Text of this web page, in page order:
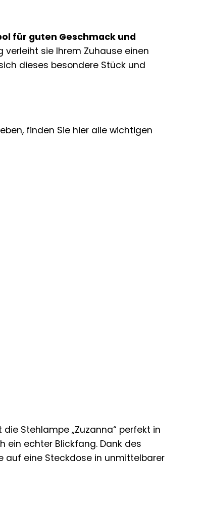
für guten Geschmack und
verleiht sie Ihrem Zuhause einen
dieses besondere Stück und
finden Sie hier alle wichtigen
Stehlampe „Zuzanna“ perfekt in
ein echter Blickfang. Dank des
auf eine Steckdose in unmittelbarer